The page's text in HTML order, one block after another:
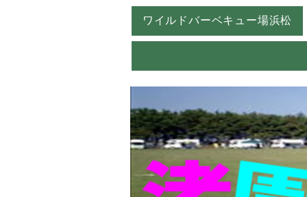
ワイルドバーベキュー場浜松